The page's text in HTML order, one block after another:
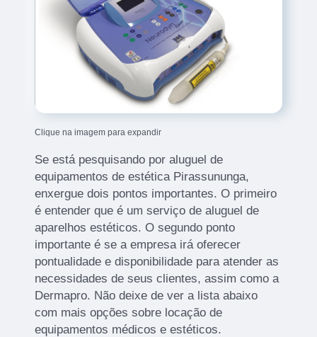
Clique na imagem para expandir
Se está pesquisando por aluguel de
equipamentos de estética Pirassununga,
enxergue dois pontos importantes. O primeiro
é entender que é um serviço de aluguel de
aparelhos estéticos. O segundo ponto
importante é se a empresa irá oferecer
pontualidade e disponibilidade para atender as
necessidades de seus clientes, assim como a
Dermapro. Não deixe de ver a lista abaixo
com mais opções sobre locação de
equipamentos médicos e estéticos.